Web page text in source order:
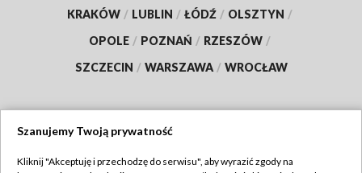
KRAKÓW / LUBLIN / ŁÓDŹ / OLSZTYN /
OPOLE / POZNAŃ / RZESZÓW /
SZCZECIN / WARSZAWA / WROCŁAW
Szanujemy Twoją prywatność
Kliknij "Akceptuję i przechodzę do serwisu", aby wyrazić zgody na